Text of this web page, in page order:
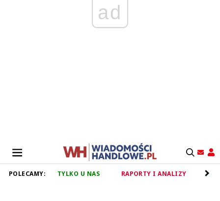
ad
POLECAMY: TYLKO U NAS RAPORTY I ANALIZY